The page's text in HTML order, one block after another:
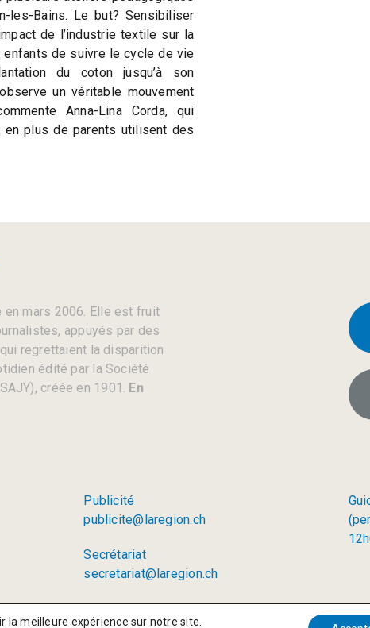
les-Bains. Le but? Sensibiliser
de l’industrie textile sur la
enfants de suivre le cycle de vie
du coton jusqu’à son
un véritable mouvement
Anna-Lina Corda, qui
plus de parents utilisent des
en mars 2006. Elle est fruit
appuyés par des
regrettaient la disparition
édité par la Société
créée en 1901. En
Publicité
publicite@laregion.ch
Secrétariat
secretariat@laregion.ch
la meilleure expérience sur notre site.